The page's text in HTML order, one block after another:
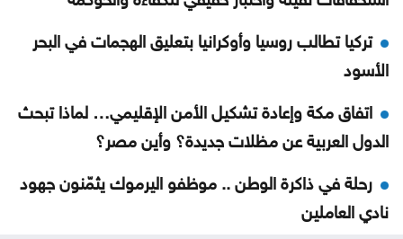
تركيا تطالب روسيا وأوكرانيا بتعليق الهجمات في البحر
الأسود
اتفاق مكة وإعادة تشكيل الأمن الإقليمي… لماذا تبحث
الدول العربية عن مظلات جديدة؟ وأين مصر؟
رحلة في ذاكرة الوطن .. موظفو اليرموك يثمّنون جهود
نادي العاملين